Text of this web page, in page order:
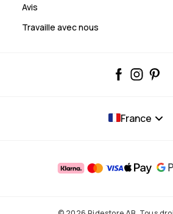
Avis
Travaille avec nous
France